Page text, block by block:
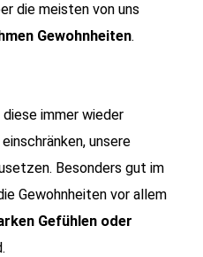
die meisten von uns
Gewohnheiten.
immer wieder
unsere
Besonders gut im
Gewohnheiten vor allem
Gefühlen oder